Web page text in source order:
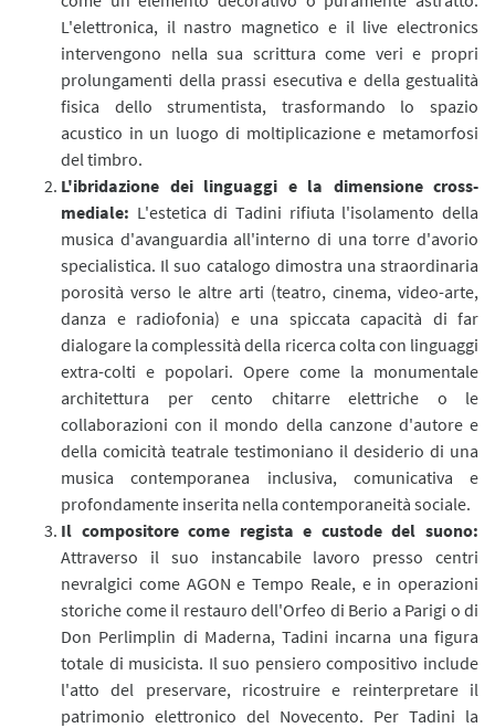
L'elettronica, il nastro magnetico e il live electronics
intervengono nella sua scrittura come veri e propri
prolungamenti della prassi esecutiva e della gestualità
fisica dello strumentista, trasformando lo spazio
acustico in un luogo di moltiplicazione e metamorfosi
del timbro.
L'ibridazione dei linguaggi e la dimensione cross-
mediale: L'estetica di Tadini rifiuta l'isolamento della
musica d'avanguardia all'interno di una torre d'avorio
specialistica. Il suo catalogo dimostra una straordinaria
porosità verso le altre arti (teatro, cinema, video-arte,
danza e radiofonia) e una spiccata capacità di far
dialogare la complessità della ricerca colta con linguaggi
extra-colti e popolari. Opere come la monumentale
architettura per cento chitarre elettriche o le
collaborazioni con il mondo della canzone d'autore e
della comicità teatrale testimoniano il desiderio di una
musica contemporanea inclusiva, comunicativa e
profondamente inserita nella contemporaneità sociale.
Il compositore come regista e custode del suono:
Attraverso il suo instancabile lavoro presso centri
nevralgici come AGON e Tempo Reale, e in operazioni
storiche come il restauro dell'Orfeo di Berio a Parigi o di
Don Perlimplin di Maderna, Tadini incarna una figura
totale di musicista. Il suo pensiero compositivo include
l'atto del preservare, ricostruire e reinterpretare il
patrimonio elettronico del Novecento. Per Tadini la